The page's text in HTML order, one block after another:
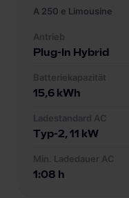
A 250 e Limousine
Antrieb
Plug-In Hybrid
Batteriekapazität
15,6 kWh
Ladestandard AC
Typ-2, 11 kW
Min. Ladedauer AC
1:08 h